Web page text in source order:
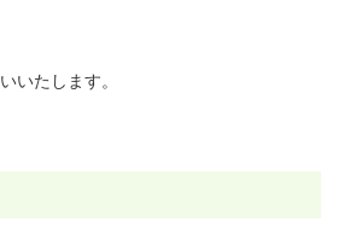
いたします。